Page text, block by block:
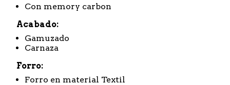
Con memory carbon
Acabado
Gamuzado
Carnaza
Forro
Forro en material Textil